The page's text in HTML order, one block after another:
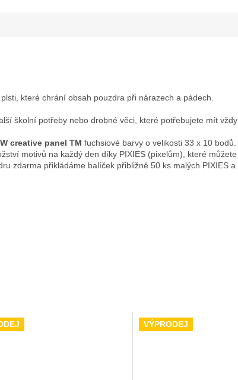
které chrání obsah pouzdra při nárazech a pádech.
školní potřeby nebo drobné věci, které potřebujete mít vždy
creative panel TM fuchsiové barvy o velikosti 33 x 10 bodů.
motivů na každý den díky PIXIES (pixelům), které můžete
zdarma přikládáme balíček přibližně 50 ks malých PIXIES a
VÝPRODEJ